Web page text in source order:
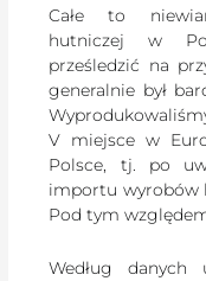
Całe to
hutniczej w
prześledzić na
generalnie był
V miejsce w
Polsce, tj. po
importu wyrobów
Pod tym
Według danych